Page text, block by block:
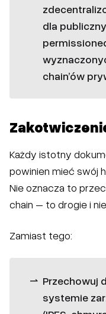
dla
chain’ów
Każdy istotny
powinien mieć swój
Nie oznacza to
chain – to drogie i
Zamiast tego:
Przechowuj
systemie